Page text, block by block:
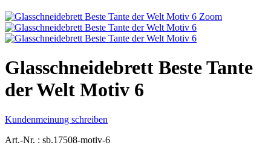
Zoom
Glasschneidebrett Beste Tante
der Welt Motiv 6
Kundenmeinung schreiben
Art.-Nr. : sb.17508-motiv-6